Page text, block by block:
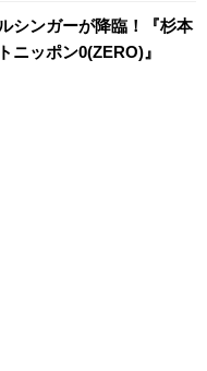
シンガーが降臨！『杉本
ニッポン0(ZERO)』